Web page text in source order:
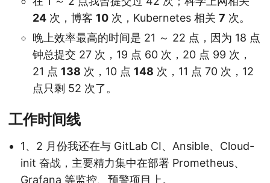
24 次，博客 10 次，Kubernetes 相关 7 次。
晚上效率最高的时间是 21 ～ 22 点，因为 18 点
钟总提交 27 次，19 点 60 次，20 点 99 次，
21 点 138 次，10 点 148 次，11 点 70 次，12
点只剩 52 次了。
工作时间线
1、2 月份我还在与 GitLab CI、Ansible、Cloud-
init 奋战，主要精力集中在部署 Prometheus、
Grafana 等监控、预警项目上。